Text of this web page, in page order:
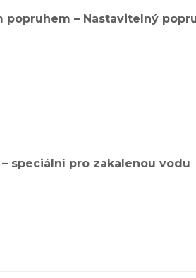
– Nastavitelný
speciální pro zakalenou vodu